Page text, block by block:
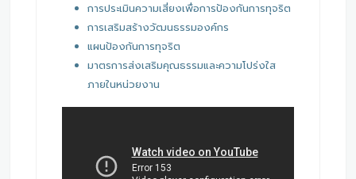
การประเมินความเสี่ยงเพื่อการป้องกันการทุจริต
การเสริมสร้างวัฒนธรรมองค์กร
แผนป้องกันการทุจริต
มาตรการส่งเสริมคุณธรรมและความโปร่งใส
ภายในหน่วยงาน